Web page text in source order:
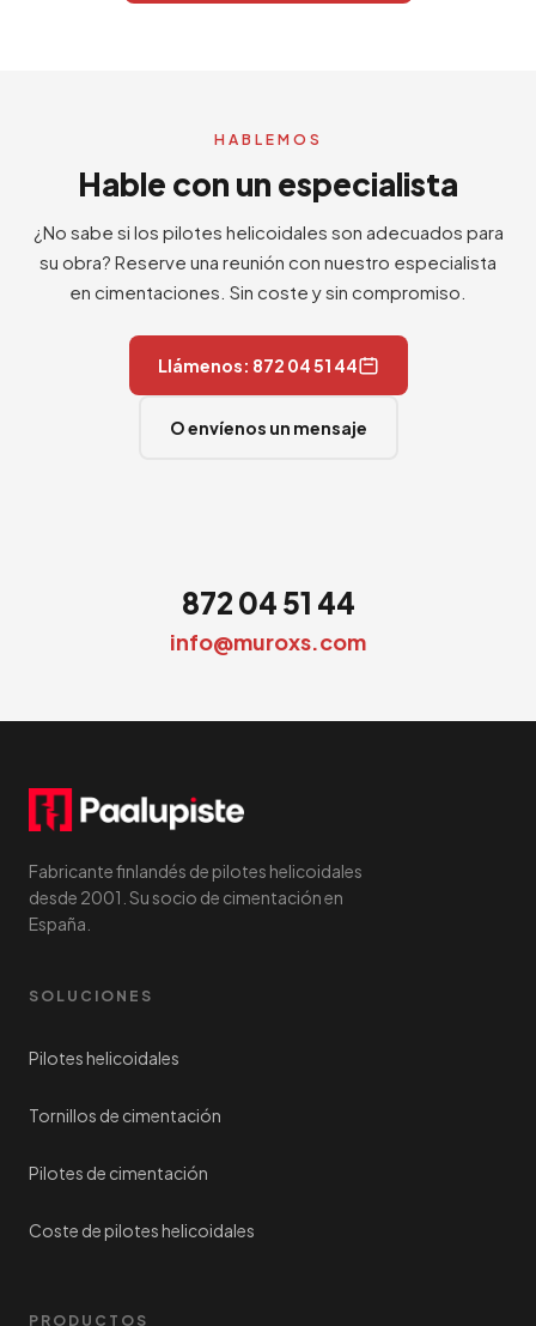
HABLEMOS
Hable con un especialista
¿No sabe si los pilotes helicoidales son adecuados para
su obra? Reserve una reunión con nuestro especialista
en cimentaciones. Sin coste y sin compromiso.
Llámenos: 872 04 51 44
O envíenos un mensaje
872 04 51 44
info@muroxs.com
Fabricante finlandés de pilotes helicoidales
desde 2001. Su socio de cimentación en
España.
SOLUCIONES
Pilotes helicoidales
Tornillos de cimentación
Pilotes de cimentación
Coste de pilotes helicoidales
PRODUCTOS